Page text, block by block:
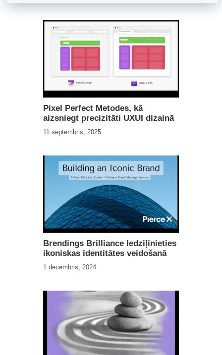
Pixel Perfect Metodes, kā
aizsniegt precizitāti UXUI dizainā
11 septembris, 2025
Brendings Brilliance Iedziļinieties
ikoniskas identitātes veidošanā
1 decembris, 2024